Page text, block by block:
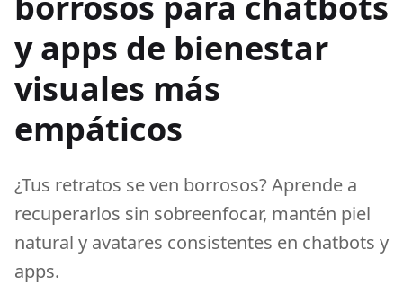
y apps de bienestar
visuales más
empáticos
¿Tus retratos se ven borrosos? Aprende a
recuperarlos sin sobreenfocar, mantén piel
natural y avatares consistentes en chatbots y
apps.